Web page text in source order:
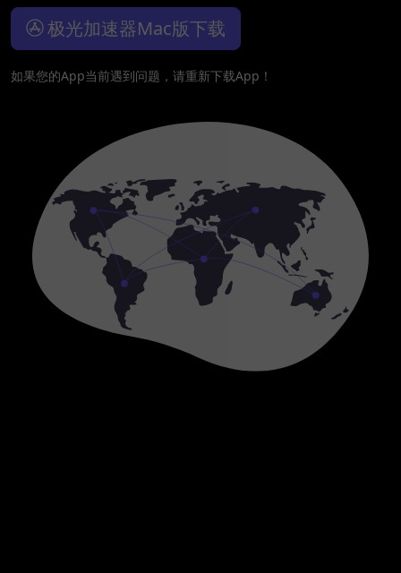
极光加速器Mac版下载
如果您的App当前遇到问题，请重新下载App！